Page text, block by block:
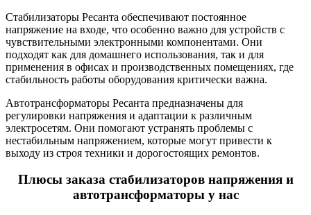
Стабилизаторы Ресанта обеспечивают постоянное
напряжение на входе, что особенно важно для устройств с
чувствительными электронными компонентами. Они
подходят как для домашнего использования, так и для
применения в офисах и производственных помещениях, где
стабильность работы оборудования критически важна.
Автотрансформаторы Ресанта предназначены для
регулировки напряжения и адаптации к различным
электросетям. Они помогают устранять проблемы с
нестабильным напряжением, которые могут привести к
выходу из строя техники и дорогостоящих ремонтов.
Плюсы заказа стабилизаторов напряжения и
автотрансформаторы у нас